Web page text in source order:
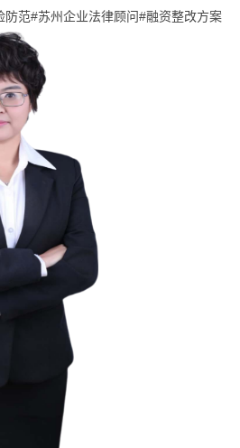
范#苏州企业法律顾问#融资整改方案